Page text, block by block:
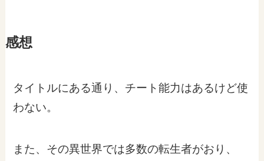
感想
タイトルにある通り、チート能力はあるけど使
わない。
また、その異世界では多数の転生者がおり、